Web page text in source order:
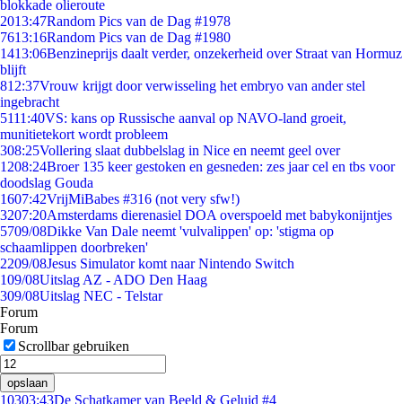
blokkade olieroute
2013:47Random Pics van de Dag #1978
7613:16Random Pics van de Dag #1980
1413:06Benzineprijs daalt verder, onzekerheid over Straat van Hormuz
blijft
812:37Vrouw krijgt door verwisseling het embryo van ander stel
ingebracht
5111:40VS: kans op Russische aanval op NAVO-land groeit,
munitietekort wordt probleem
308:25Vollering slaat dubbelslag in Nice en neemt geel over
1208:24Broer 135 keer gestoken en gesneden: zes jaar cel en tbs voor
doodslag Gouda
1607:42VrijMiBabes #316 (not very sfw!)
3207:20Amsterdams dierenasiel DOA overspoeld met babykonijntjes
5709/08Dikke Van Dale neemt 'vulvalippen' op: 'stigma op
schaamlippen doorbreken'
2209/08Jesus Simulator komt naar Nintendo Switch
109/08Uitslag AZ - ADO Den Haag
309/08Uitslag NEC - Telstar
Forum
Forum
Scrollbar gebruiken
opslaan
10303:43De Schatkamer van Beeld & Geluid #4